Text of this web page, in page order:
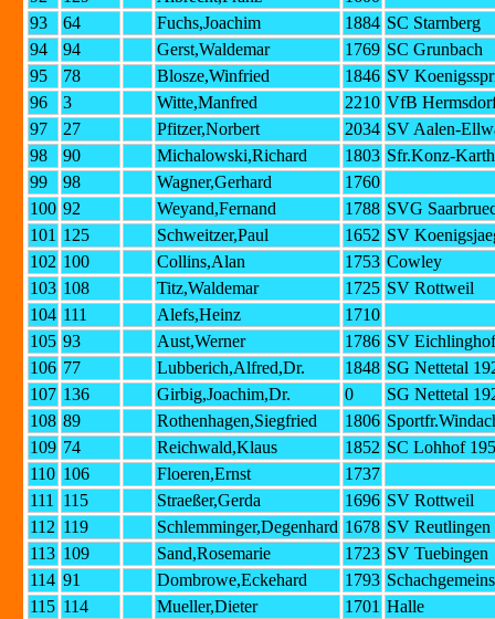
93
64 Fuchs,Joachim 1884 SC Starnberg
94
94 Gerst,Waldemar 1769 SC Grunbach
95
78 Blosze,Winfried 1846 SV
96
3 Witte,Manfred 2210 VfB
97
27 Pfitzer,Norbert 2034 SV Aalen-
98
90 Michalowski,Richard 1803 Sfr.Konz-
99
98 Wagner,Gerhard
1760
100 92 Weyand,Fernand 1788 SVG
101 125 Schweitzer,Paul 1652 SV
102 100 Collins,Alan 1753 Cowley
103 108 Titz,Waldemar 1725 SV Rottweil
104 111 Alefs,Heinz
1710
105 93 Aust,Werner 1786 SV
106 77 Lubberich,Alfred,Dr. 1848 SG Nettetal
107 136 Girbig,Joachim,Dr. 0
SG Nettetal
108 89 Rothenhagen,Siegfried 1806
109 74 Reichwald,Klaus 1852 SC Lohhof
110 106 Floeren,Ernst
1737
111
115 Straeßer,Gerda 1696 SV Rottweil
112 119 Schlemminger,Degenhard 1678 SV Reutlingen
113 109 Sand,Rosemarie 1723 SV Tuebingen
114 91 Dombrowe,Eckehard 1793
115 114 Mueller,Dieter 1701 Halle